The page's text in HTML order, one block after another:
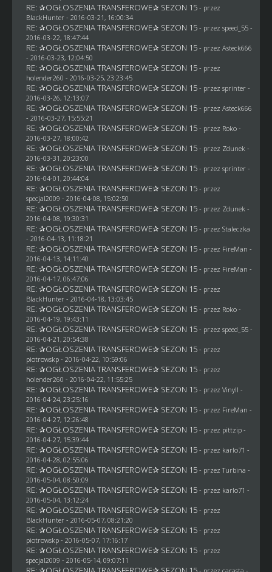
RE: ✰OGŁOSZENIA TRANSFEROWE✰ SEZON 15 - przez
BlackHunter- 2016-03-21, 16:00:34
RE: ✰OGŁOSZENIA TRANSFEROWE✰ SEZON 15 - przez speed_55 -
2016-03-22, 18:47:44
RE: ✰OGŁOSZENIA TRANSFEROWE✰ SEZON 15 - przez Asteck666
- 2016-03-23, 12:04:50
RE: ✰OGŁOSZENIA TRANSFEROWE✰ SEZON 15 - przez
holender260 - 2016-03-25, 23:23:45
RE: ✰OGŁOSZENIA TRANSFEROWE✰ SEZON 15 - przez sprinter -
2016-03-26, 12:13:07
RE: ✰OGŁOSZENIA TRANSFEROWE✰ SEZON 15 - przez Asteck666
- 2016-03-27, 15:55:21
RE: ✰OGŁOSZENIA TRANSFEROWE✰ SEZON 15 - przez Roko-
2016-03-27, 18:00:42
RE: ✰OGŁOSZENIA TRANSFEROWE✰ SEZON 15 - przez Zdunek -
2016-03-31, 20:23:00
RE: ✰OGŁOSZENIA TRANSFEROWE✰ SEZON 15 - przez sprinter -
2016-04-01, 20:44:04
RE: ✰OGŁOSZENIA TRANSFEROWE✰ SEZON 15 - przez
specjal2009 - 2016-04-08, 15:02:50
RE: ✰OGŁOSZENIA TRANSFEROWE✰ SEZON 15 - przez Zdunek -
2016-04-08, 19:30:31
RE: ✰OGŁOSZENIA TRANSFEROWE✰ SEZON 15 - przez Staleczka
- 2016-04-13, 11:18:21
RE: ✰OGŁOSZENIA TRANSFEROWE✰ SEZON 15 - przez FireMan -
2016-04-13, 14:11:40
RE: ✰OGŁOSZENIA TRANSFEROWE✰ SEZON 15 - przez FireMan -
2016-04-17, 06:47:06
RE: ✰OGŁOSZENIA TRANSFEROWE✰ SEZON 15 - przez
BlackHunter- 2016-04-18, 13:03:45
RE: ✰OGŁOSZENIA TRANSFEROWE✰ SEZON 15 - przez Roko-
2016-04-19, 19:43:11
RE: ✰OGŁOSZENIA TRANSFEROWE✰ SEZON 15 - przez speed_55 -
2016-04-21, 20:54:38
RE: ✰OGŁOSZENIA TRANSFEROWE✰ SEZON 15 - przez
piotrowskp- 2016-04-22, 10:59:06
RE: ✰OGŁOSZENIA TRANSFEROWE✰ SEZON 15 - przez
holender260 - 2016-04-22, 11:55:25
RE: ✰OGŁOSZENIA TRANSFEROWE✰ SEZON 15 - przez Vinyll -
2016-04-24, 23:25:16
RE: ✰OGŁOSZENIA TRANSFEROWE✰ SEZON 15 - przez FireMan -
2016-04-27, 12:26:48
RE: ✰OGŁOSZENIA TRANSFEROWE✰ SEZON 15 - przez pittzip-
2016-04-27, 15:39:44
RE: ✰OGŁOSZENIA TRANSFEROWE✰ SEZON 15 - przez karlo71 -
2016-04-28, 02:55:06
RE: ✰OGŁOSZENIA TRANSFEROWE✰ SEZON 15 - przez Turbina -
2016-05-04, 08:50:09
RE: ✰OGŁOSZENIA TRANSFEROWE✰ SEZON 15 - przez karlo71 -
2016-05-04, 13:12:24
RE: ✰OGŁOSZENIA TRANSFEROWE✰ SEZON 15 - przez
BlackHunter- 2016-05-07, 08:21:20
RE: ✰OGŁOSZENIA TRANSFEROWE✰ SEZON 15 - przez
piotrowskp- 2016-05-07, 17:16:17
RE: ✰OGŁOSZENIA TRANSFEROWE✰ SEZON 15 - przez
specjal2009 - 2016-05-14, 09:07:11